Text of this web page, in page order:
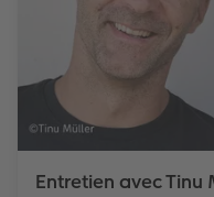
Entretien avec Tinu